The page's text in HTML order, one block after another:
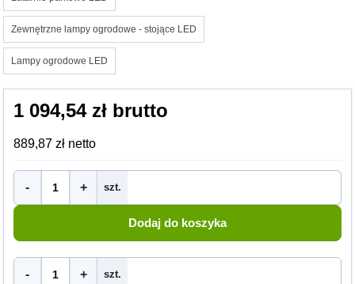
Zewnętrzne lampy ogrodowe - stojące LED
Lampy ogrodowe LED
1 094,54 zł brutto
889,87 zł netto
- + szt.
- + szt.